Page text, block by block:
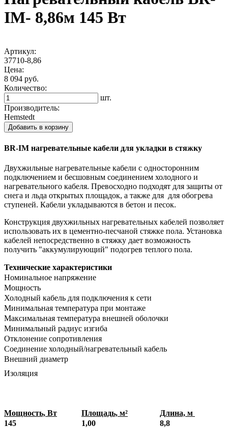
IM- 8,86м 145 Вт
Артикул:
37710-8,86
Цена:
8 094 руб.
Количество:
шт.
Производитель:
Hemstedt
Добавить в корзину
BR-IM нагревательные кабели для укладки в стяжку
Двухжильные нагревательные кабели с односторонним
подключением и бесшовным соединением холодного и
нагревательного кабеля. Превосходно подходят для защиты от
снега и льда открытых площадок, а также для для обогрева
ступеней. Кабели укладываются в бетон и песок.
Конструкция двухжильных нагревательных кабелей позволяет
использовать их в цементно-песчаной стяжке пола. Установка
кабелей непосредственно в стяжку дает возможность
получить "аккумулирующий" подогрев теплого пола.
Технические характеристики
Номинальное напряжение
Мощность
Холодный кабель для подключения к сети
Минимальная температура при монтаже
Максимальная температура внешней оболочки
Минимальный радиус изгиба
Отклонение сопротивления
Соединение холодный/нагревательный кабель
Внешний диаметр
Изоляция
Мощность, Вт Площадь, м²
Длина, м
145
1,00
8,8